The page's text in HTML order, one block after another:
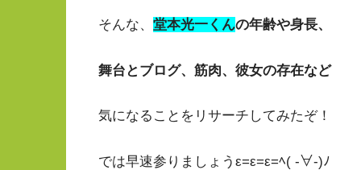
そんな、 堂本光一くんの年齢や身長、
舞台とブログ、筋肉、彼女の存在など
気になることをリサーチしてみたぞ！
では早速参りましょうε=ε=ε=ﾍ( -∀-)ﾉ